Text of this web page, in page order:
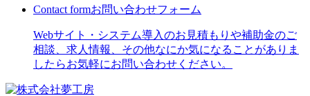
Contact formお問い合わせフォーム
Webサイト・システム導入のお見積もりや補助金のご
相談、求人情報、その他なにか気になることがありま
したらお気軽にお問い合わせください。